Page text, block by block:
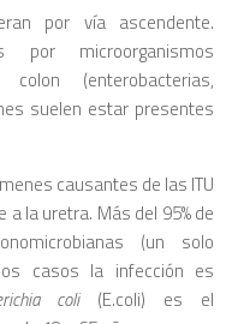
por vía ascendente.
por microorganismos
(enterobacterias,
suelen estar presentes
causantes de las ITU
la uretra. Más del 95% de
(un solo
casos la infección es
coli(E.coli) es el